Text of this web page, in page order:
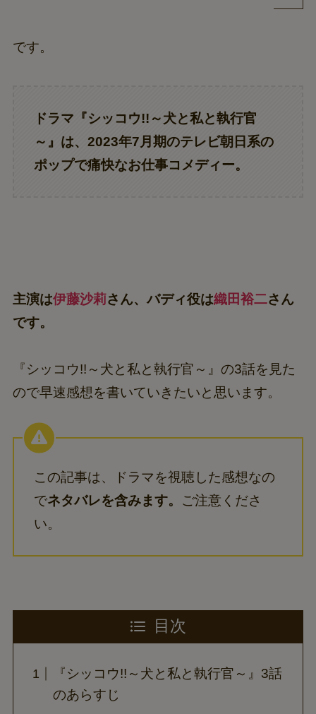
です。
ドラマ『シッコウ!!～犬と私と執行官
～ 』は、2023年7月期のテレビ朝日系の
ポップで痛快なお仕事コメディー。
主演は伊藤沙莉さん、バディ役は織田裕二さん
です。
『シッコウ!!～犬と私と執行官～』の3話を見た
ので早速感想を書いていきたいと思います。
この記事は、ドラマを視聴した感想なの
でネタバレを含みます。 ご注意くださ
い。
目次
『シッコウ!!～犬と私と執行官～』3話
のあらすじ